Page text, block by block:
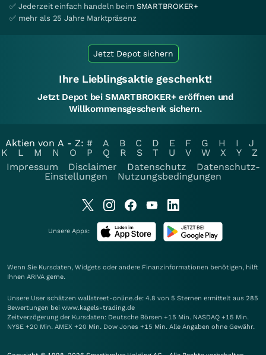
✅ Jederzeit einfach handeln beim SMARTBROKER+
✅ mehr als 25 Jahre Marktpräsenz
Jetzt Depot sichern
Ihre Lieblingsaktie geschenkt!
Jetzt Depot bei SMARTBROKER+ eröffnen und
Willkommensgeschenk sichern.
Aktien von A - Z: # A B C D E F G H I
J
K
L M N O P Q R S T U V W X Y
Z
Impressum
Disclaimer Datenschutz
Datenschutz-
Einstellungen
Nutzungsbedingungen
Unsere Apps:
Wenn Sie Kursdaten, Widgets oder andere Finanzinformationen benötigen, hilft
Ihnen ARIVA gerne.
Unsere User schätzen wallstreet-online.de: 4.8 von 5 Sternen ermittelt aus 285
Bewertungen bei www.kagels-trading.de
Zeitverzögerung der Kursdaten: Deutsche Börsen +15 Min. NASDAQ +15 Min.
NYSE +20 Min. AMEX +20 Min. Dow Jones +15 Min. Alle Angaben ohne Gewähr.